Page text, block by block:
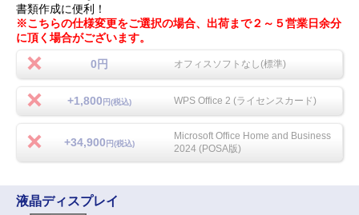
書類作成に便利！
※こちらの仕様変更をご選択の場合、出荷まで２～５営業日余分
に頂く場合がございます。
0円 オフィスソフトなし(標準)
+1,800 円(税込) WPS Office 2 (ライセンスカード)
+34,900 円(税込)
Microsoft Office Home and Business
2024 (POSA版)
液晶ディスプレイ